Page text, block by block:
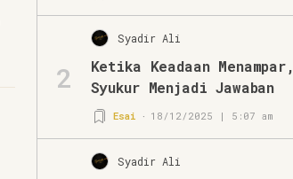
2
Syadir Ali
Ketika Keadaan Menampar,
Syukur Menjadi Jawaban
Esai 18/12/2025 | 5:07 am
Syadir Ali